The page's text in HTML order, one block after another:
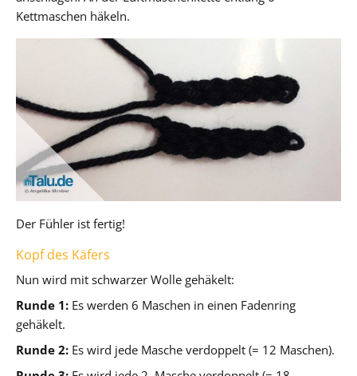
Kettmaschen häkeln.
Der Fühler ist fertig!
Kopf des Käfers
Nun wird mit schwarzer Wolle gehäkelt:
Runde 1: Es werden 6 Maschen in einen Fadenring
gehäkelt.
Runde 2: Es wird jede Masche verdoppelt (= 12 Maschen).